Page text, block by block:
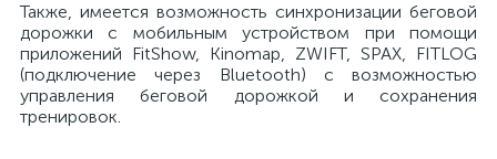
Также, имеется возможность синхронизации беговой
дорожки с мобильным устройством при помощи
приложений FitShow, Kinomap, ZWIFT, SPAX, FITLOG
(подключение через Bluetooth) с возможностью
управления беговой дорожкой и сохранения
тренировок.